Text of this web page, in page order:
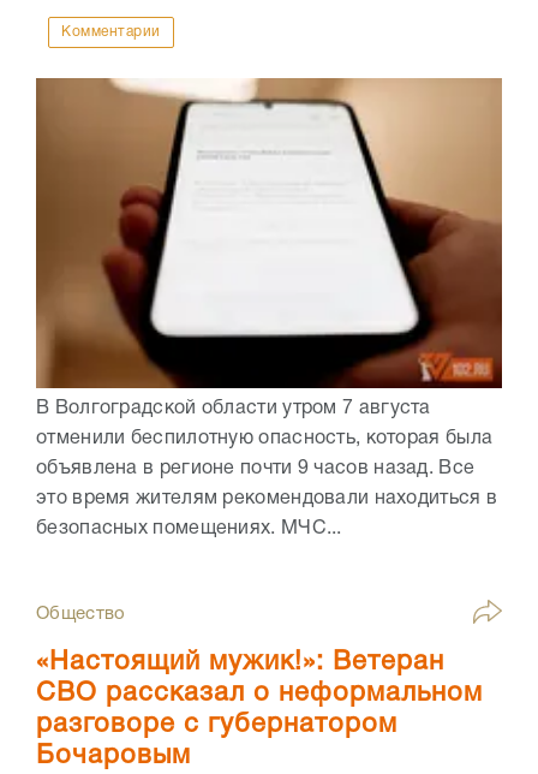
Комментарии
В Волгоградской области утром 7 августа
отменили беспилотную опасность, которая была
объявлена в регионе почти 9 часов назад. Все
это время жителям рекомендовали находиться в
безопасных помещениях. МЧС...
Общество
«Настоящий мужик!»: Ветеран
СВО рассказал о неформальном
разговоре с губернатором
Бочаровым